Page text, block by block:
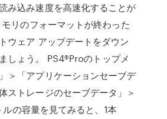
み込み速度を高速化することが
リのフォーマットが終わった
ウェア アップデートをダウン
しょう。 PS4®Proのトップメ
＞「アプリケーションセーブデ
ストレージのセーブデータ」＞
ルの容量を見てみると、1本